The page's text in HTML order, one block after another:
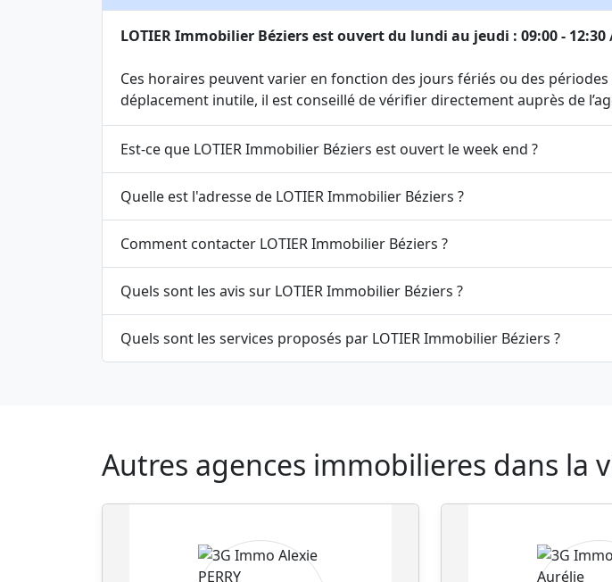
LOTIER Immobilier Béziers est ouvert du lundi au jeudi : 09:00 - 12:30
Ces horaires peuvent varier en fonction des jours fériés ou des
déplacement inutile, il est conseillé de vérifier directement auprès de
Est-ce que LOTIER Immobilier Béziers est ouvert le week end ?
Quelle est l'adresse de LOTIER Immobilier Béziers ?
Comment contacter LOTIER Immobilier Béziers ?
Quels sont les avis sur LOTIER Immobilier Béziers ?
Quels sont les services proposés par LOTIER Immobilier Béziers ?
Autres agences immobilieres dans la